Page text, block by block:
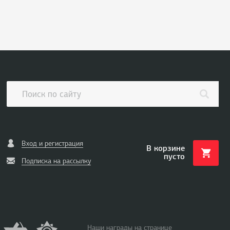
Вход и регистрация
Подписка на рассылку
В корзине
пусто
Наши награды на странице